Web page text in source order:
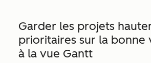
Garder les projets
prioritaires sur la bonne
à la vue Gantt